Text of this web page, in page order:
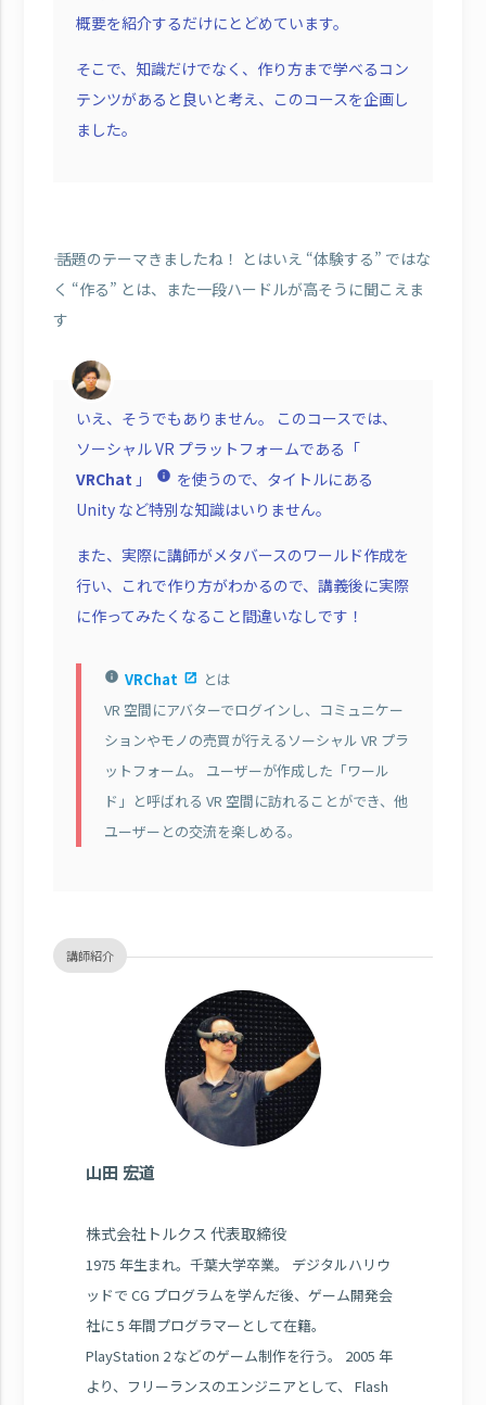
概要を紹介するだけにとどめています。
そこで、知識だけでなく、作り方まで学べるコン
テンツがあると良いと考え、このコースを企画し
ました。
―― 話題のテーマきましたね！ とはいえ “体験する” ではな
く “作る” とは、また一段ハードルが高そうに聞こえま
す
いえ、そうでもありません。 このコースでは、
ソーシャル VR プラットフォームである「
VRChat 」 info を使うので、タイトルにある
Unity など特別な知識はいりません。
また、実際に講師がメタバースのワールド作成を
行い、これで作り方がわかるので、講義後に実際
に作ってみたくなること間違いなしです！
info VRChat
とは
VR 空間にアバターでログインし、コミュニケー
ションやモノの売買が行えるソーシャル VR プラ
ットフォーム。 ユーザーが作成した「ワール
ド」と呼ばれる VR 空間に訪れることができ、他
ユーザーとの交流を楽しめる。
講師紹介
山田 宏道
株式会社トルクス 代表取締役
1975 年生まれ。千葉大学卒業。 デジタルハリウ
ッドで CG プログラムを学んだ後、ゲーム開発会
社に 5 年間プログラマーとして在籍。
PlayStation 2 などのゲーム制作を行う。 2005 年
より、フリーランスのエンジニアとして、 Flash